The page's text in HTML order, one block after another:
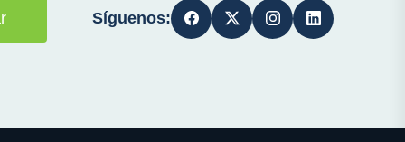
Síguenos: